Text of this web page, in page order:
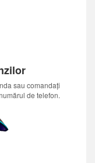
sau comandați
de telefon.